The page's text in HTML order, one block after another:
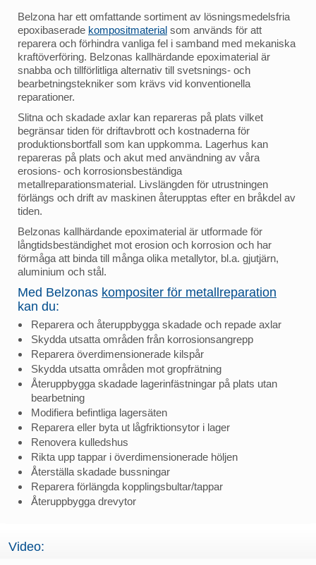
Belzona har ett omfattande sortiment av lösningsmedelsfria
epoxibaserade kompositmaterial som används för att
reparera och förhindra vanliga fel i samband med mekaniska
kraftöverföring. Belzonas kallhärdande epoximaterial är
snabba och tillförlitliga alternativ till svetsnings- och
bearbetningstekniker som krävs vid konventionella
reparationer.
Slitna och skadade axlar kan repareras på plats vilket
begränsar tiden för driftavbrott och kostnaderna för
produktionsbortfall som kan uppkomma. Lagerhus kan
repareras på plats och akut med användning av våra
erosions- och korrosionsbeständiga
metallreparationsmaterial. Livslängden för utrustningen
förlängs och drift av maskinen återupptas efter en bråkdel av
tiden.
Belzonas kallhärdande epoximaterial är utformade för
långtidsbeständighet mot erosion och korrosion och har
förmåga att binda till många olika metallytor, bl.a. gjutjärn,
aluminium och stål.
Med Belzonas kompositer för metallreparation
kan du:
Reparera och återuppbygga skadade och repade axlar
Skydda utsatta områden från korrosionsangrepp
Reparera överdimensionerade kilspår
Skydda utsatta områden mot gropfrätning
Återuppbygga skadade lagerinfästningar på plats utan
bearbetning
Modifiera befintliga lagersäten
Reparera eller byta ut lågfriktionsytor i lager
Renovera kulledshus
Rikta upp tappar i överdimensionerade höljen
Återställa skadade bussningar
Reparera förlängda kopplingsbultar/tappar
Återuppbygga drevytor
Video: